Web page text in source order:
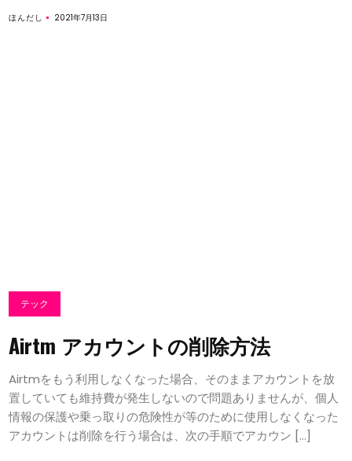
ほんだし 2021年7月13日
テック
Airtm アカウントの削除方法
Airtmをもう利用しなくなった場合、そのままアカウントを放
置していても維持費が発生しないので問題ありませんが、個人
情報の保護や乗っ取りの危険性が等のために使用しなくなった
アカウントは削除を行う場合は、次の手順でアカウン […]